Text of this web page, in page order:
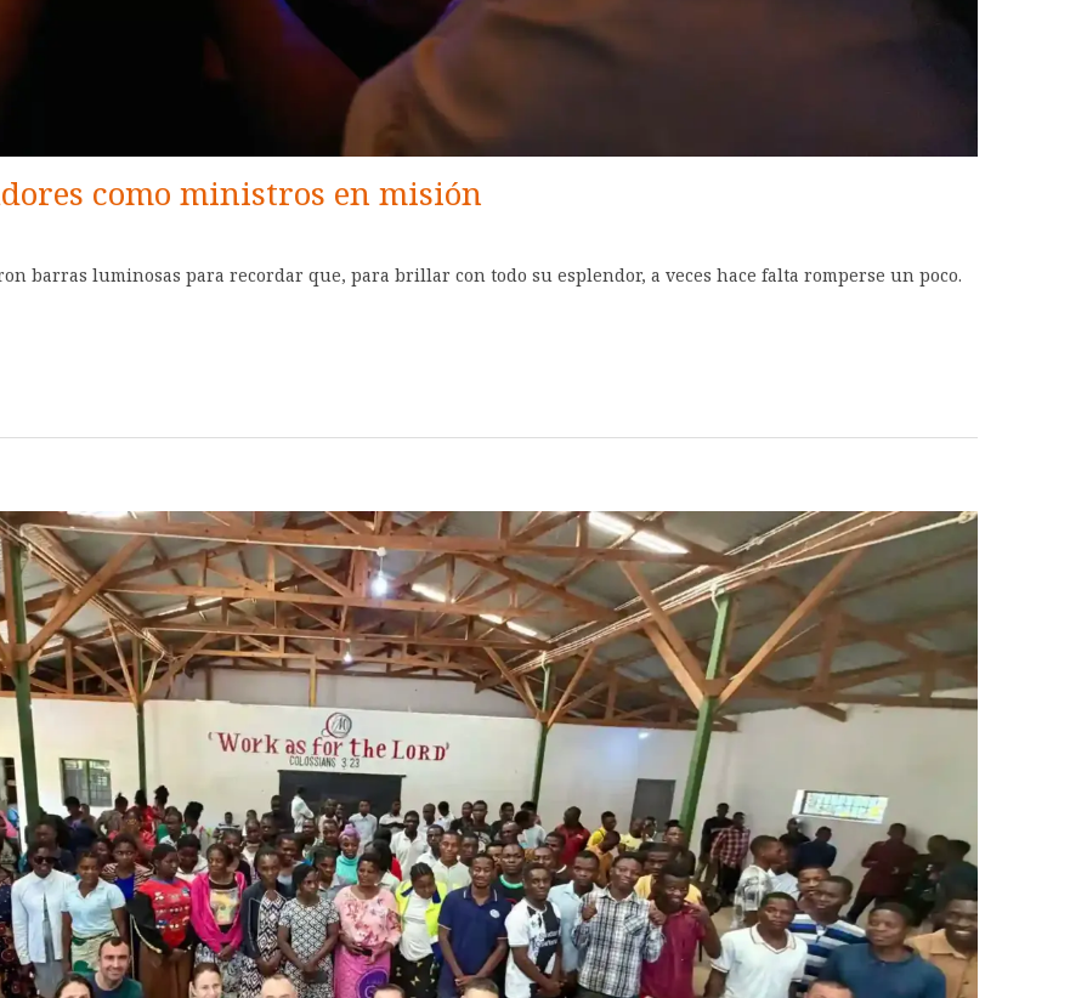
como ministros en misión
barras luminosas para recordar que, para brillar con todo su esplendor, a veces hace falta romperse un poco.